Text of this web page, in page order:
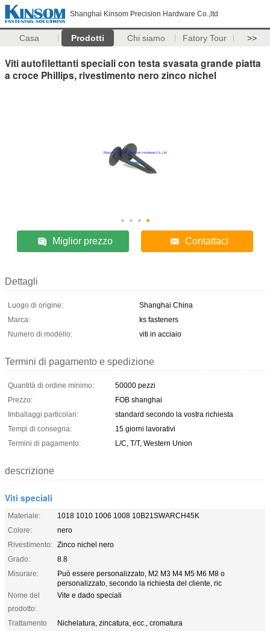
Shanghai Kinsom Precision Hardware Co.,ltd
Casa Prodotti Chi siamo Fatory Tour >>
Viti autofilettanti speciali con testa svasata grande piatta
a croce Phillips, rivestimento nero zinco nichel
Miglior prezzo Contattaci
Dettagli
Luogo di origine:
Shanghai China
Marca:
ks fasteners
Numero di modello:
viti in acciaio
Termini di pagamento e spedizione
Quantità di ordine minimo:
50000 pezzi
Prezzo:
FOB shanghai
Imballaggi particolari:
standard secondo la vostra richiesta
Tempi di consegna:
15 giorni lavorativi
Termini di pagamento:
L/C, T/T, Western Union
descrizione
Viti speciali
Materiale:
1018 1010 1006 1008 10B21SWARCH45K
Colore:
nero
Rivestimento: Zinco nichel nero
Grado:
8.8
Misurare:
Può essere personalizzato, M2 M3 M4 M5 M6 M8 o
personalizzato, secondo la richiesta del cliente, ric
Nome del
prodotto:
Vite e dado speciali
Trattamento
Nichelatura, zincatura, ecc., cromatura